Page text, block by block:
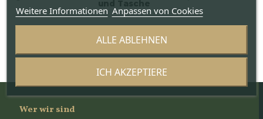
Wer wir sind
Weitere Informationen Anpassen von Cookies
ALLE ABLEHNEN
ICH AKZEPTIERE